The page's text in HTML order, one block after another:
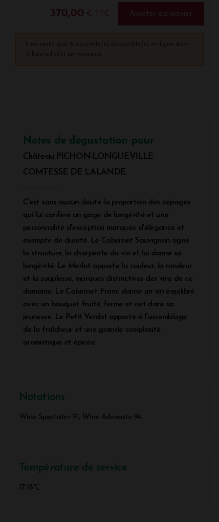
370,00 € TTC Ajouter au panier
Notes de dégustation pour
Château PICHON-LONGUEVILLE
COMTESSE DE LALANDE
C'est sans aucun doute la proportion des cépages
qui lui confère un gage de longévité et une
personnalité d'exception marquée d'élégance et
exempte de dureté. Le Cabernet Sauvignon signe
la structure, la charpente du vin et lui donne sa
longévité. Le Merlot apporte la couleur, la rondeur
et la souplesse, marques distinctives des vins de ce
domaine. Le Cabernet Franc donne un vin équilibré
avec un bouquet fruité, ferme et net dans sa
jeunesse. Le Petit Verdot apporte à l'assemblage
de la fraîcheur et une grande complexité
aromatique et épicée.
Notations
Wine Spectator 91, Wine Advocate 94
Température de service
17-18°C